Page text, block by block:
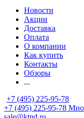
Новости
Акции
Доставка
Оплата
О компании
Как купить
Контакты
Обзоры
...
+7 (495) 225-95-78
+7 (495) 225-95-78